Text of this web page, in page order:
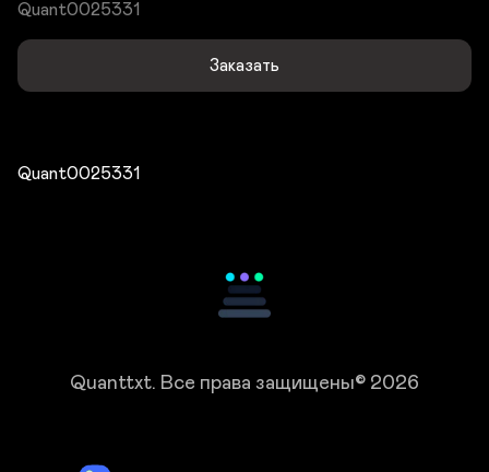
Quant0025331
Заказать
Quant0025331
Quanttxt. Все права защищены© 2026